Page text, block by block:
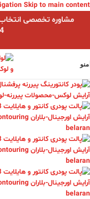
Skip to main content
مشاوره تخصصی
منو